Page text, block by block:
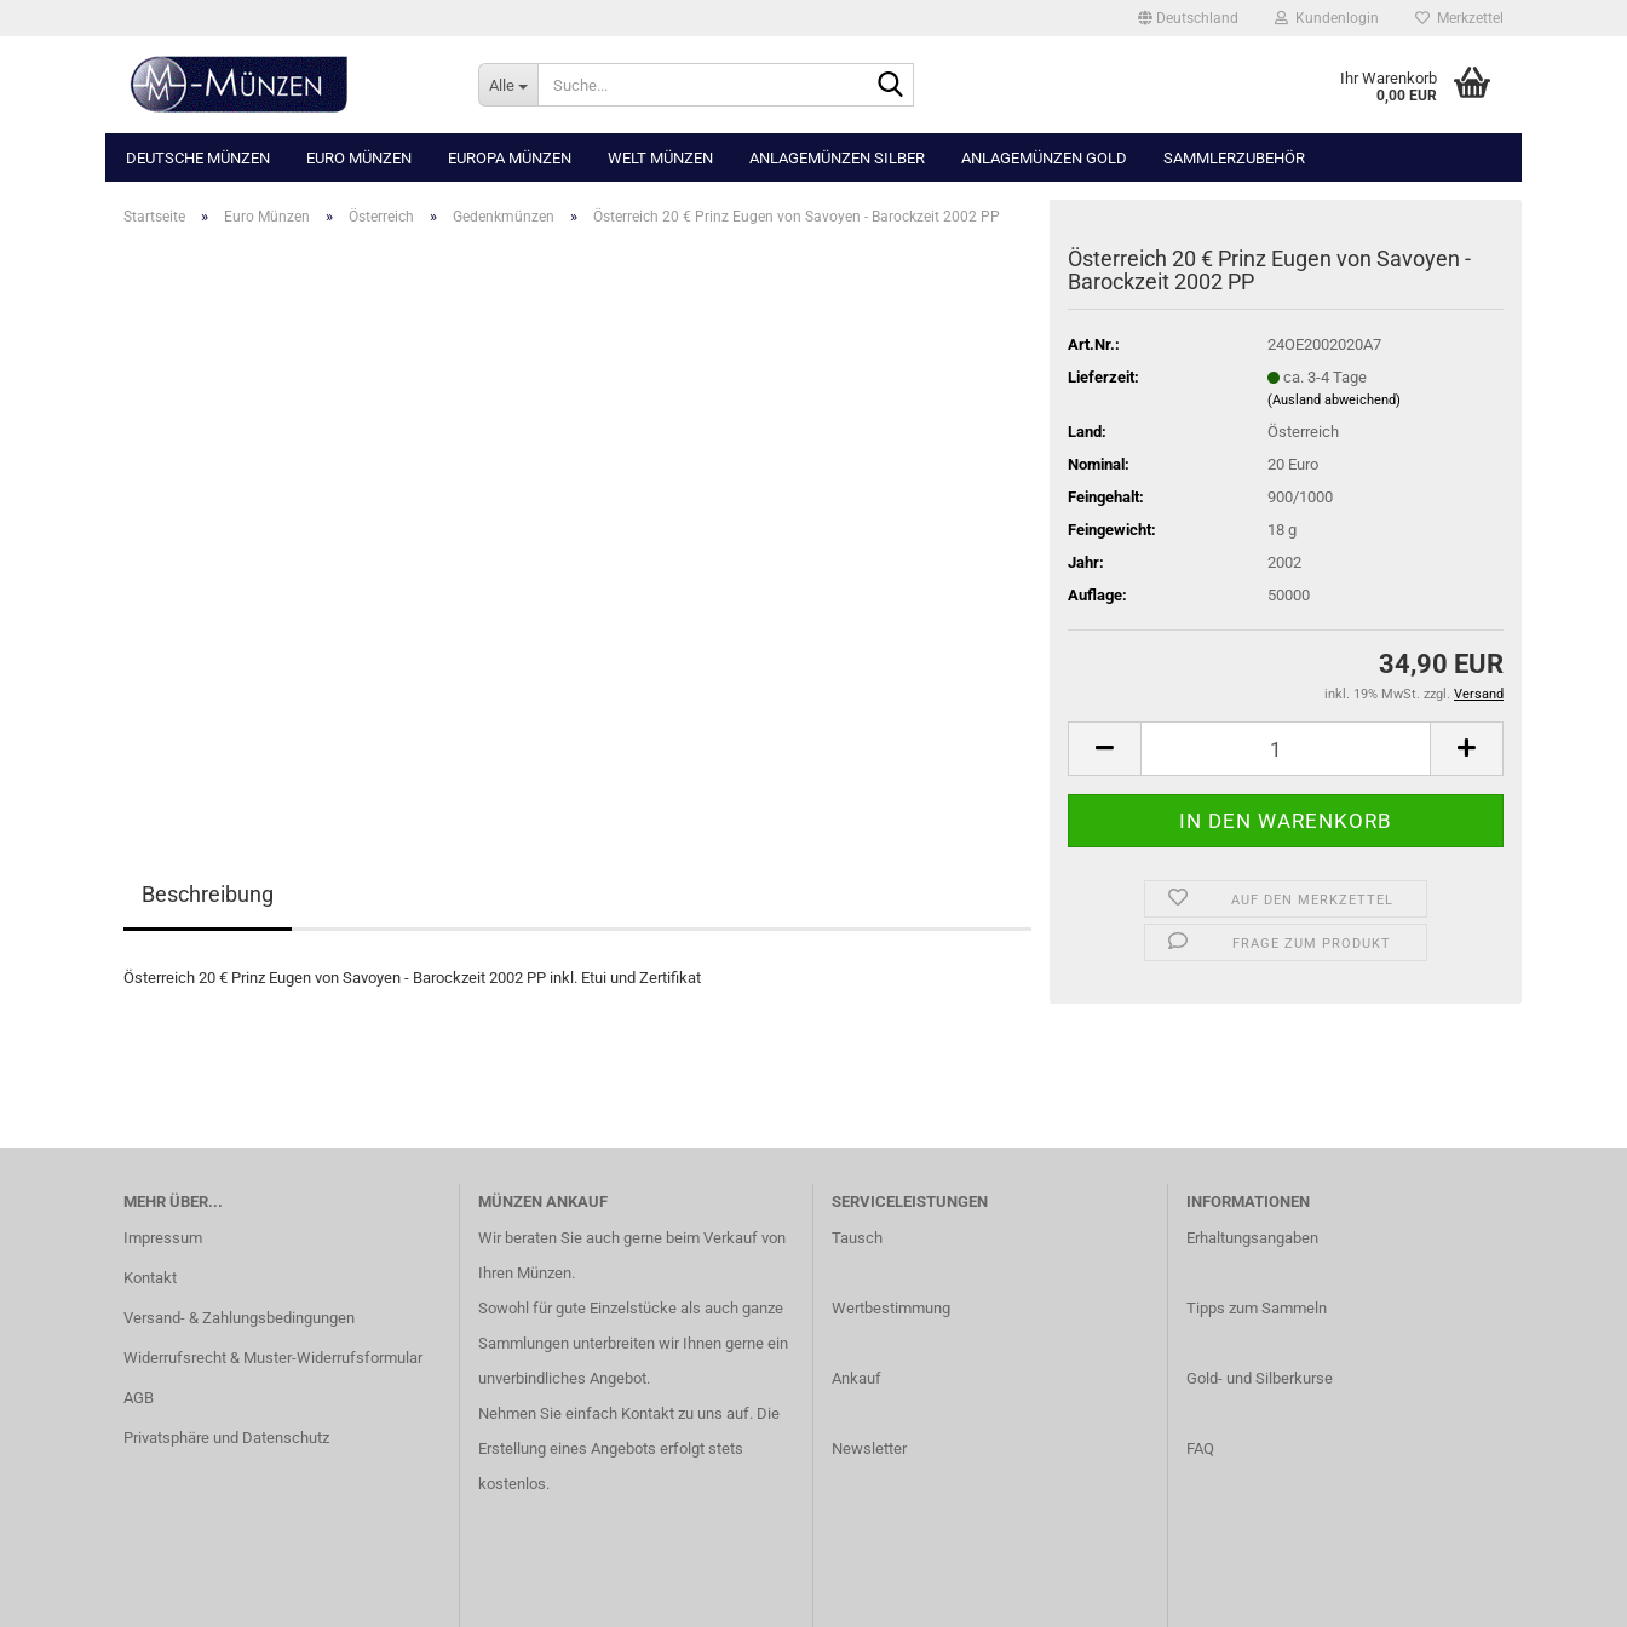
Deutschland Kundenlogin Merkzettel
Alle Ihr Warenkorb
0,00 EUR
DEUTSCHE MÜNZEN EURO MÜNZEN EUROPA MÜNZEN WELT MÜNZEN ANLAGEMÜNZEN SILBER ANLAGEMÜNZEN GOLD SAMMLERZUBEHÖR
Startseite » Euro Münzen » Österreich » Gedenkmünzen » Österreich 20 € Prinz Eugen von Savoyen - Barockzeit 2002 PP
Österreich 20 € Prinz Eugen von Savoyen -
Barockzeit 2002 PP
Art.Nr.:
24OE2002020A7
Lieferzeit:
ca. 3-4 Tage
(Ausland abweichend)
Land:
Österreich
Nominal:
20 Euro
Feingehalt:
900/1000
Feingewicht:
18 g
Jahr:
2002
Auflage:
50000
34,90 EUR
inkl. 19% MwSt. zzgl. Versand
AUF DEN MERKZETTEL
FRAGE ZUM PRODUKT
Beschreibung
Österreich 20 € Prinz Eugen von Savoyen - Barockzeit 2002 PP inkl. Etui und Zertifikat
MEHR ÜBER...
Impressum
Kontakt
Versand- & Zahlungsbedingungen
Widerrufsrecht & Muster-Widerrufsformular
AGB
Privatsphäre und Datenschutz
MÜNZEN ANKAUF
Wir beraten Sie auch gerne beim Verkauf von
Ihren Münzen.
Sowohl für gute Einzelstücke als auch ganze
Sammlungen unterbreiten wir Ihnen gerne ein
unverbindliches Angebot.
Nehmen Sie einfach Kontaktzu uns auf. Die
Erstellung eines Angebots erfolgt stets
kostenlos.
SERVICELEISTUNGEN
Tausch
Wertbestimmung
Ankauf
Newsletter
INFORMATIONEN
Erhaltungsangaben
Tipps zum Sammeln
Gold- und Silberkurse
FAQ